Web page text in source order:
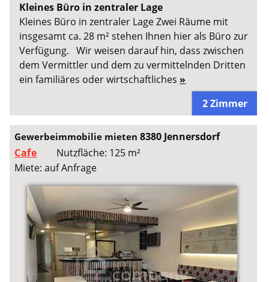
Kleines Büro in zentraler Lage
Kleines Büro in zentraler Lage Zwei Räume mit
insgesamt ca. 28 m² stehen Ihnen hier als Büro zur
Verfügung. Wir weisen darauf hin, dass zwischen
dem Vermittler und dem zu vermittelnden Dritten
ein familiäres oder wirtschaftliches »
2 Zimmer
Gewerbeimmobilie mieten8380 Jennersdorf
Cafe
Nutzfläche: 125 m²
Miete: auf Anfrage